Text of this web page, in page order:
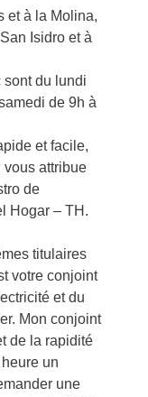
et à la Molina,
Isidro et à
sont du lundi
de 9h à
et facile,
vous attribue
de
Hogar – TH.
titulaires
votre conjoint
et du
Mon conjoint
de la rapidité
un
une